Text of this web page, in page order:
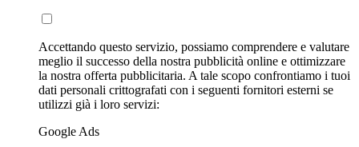
Accettando questo servizio, possiamo comprendere e valutare
meglio il successo della nostra pubblicità online e ottimizzare
la nostra offerta pubblicitaria. A tale scopo confrontiamo i tuoi
dati personali crittografati con i seguenti fornitori esterni se
utilizzi già i loro servizi:
Google Ads